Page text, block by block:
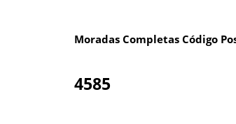
Moradas Completas Código
4585